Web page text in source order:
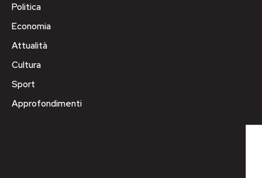
Politica
Economia
Attualità
Cultura
Sport
Approfondimenti